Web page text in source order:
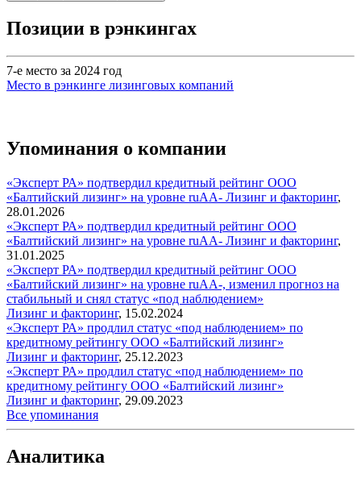
Позиции в рэнкингах
7-е место за 2024 год
Место в рэнкинге лизинговых компаний
Упоминания о компании
«Эксперт РА» подтвердил кредитный рейтинг ООО
«Балтийский лизинг» на уровне ruАА- Лизинг и факторинг,
28.01.2026
«Эксперт РА» подтвердил кредитный рейтинг ООО
«Балтийский лизинг» на уровне ruАA- Лизинг и факторинг,
31.01.2025
«Эксперт РА» подтвердил кредитный рейтинг ООО
«Балтийский лизинг» на уровне ruAA-, изменил прогноз на
стабильный и снял статус «под наблюдением»
Лизинг и факторинг, 15.02.2024
«Эксперт РА» продлил статус «под наблюдением» по
кредитному рейтингу ООО «Балтийский лизинг»
Лизинг и факторинг, 25.12.2023
«Эксперт РА» продлил статус «под наблюдением» по
кредитному рейтингу ООО «Балтийский лизинг»
Лизинг и факторинг, 29.09.2023
Все упоминания
Аналитика